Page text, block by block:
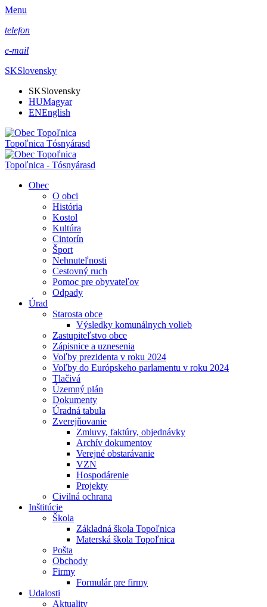
Menu
telefon
e-mail
SKSlovensky
SKSlovensky
HUMagyar
ENEnglish
Topoľnica Tósnyárasd
Topoľnica - Tósnyárasd
Obec
O obci
História
Kostol
Kultúra
Cintorín
Šport
Nehnuteľnosti
Cestovný ruch
Pomoc pre obyvateľov
Odpady
Úrad
Starosta obce
Výsledky komunálnych volieb
Zastupiteľstvo obce
Zápisnice a uznesenia
Voľby prezidenta v roku 2024
Voľby do Európskeho parlamentu v roku 2024
Tlačivá
Územný plán
Dokumenty
Úradná tabula
Zverejňovanie
Zmluvy, faktúry, objednávky
Archív dokumentov
Verejné obstarávanie
VZN
Hospodárenie
Projekty
Civilná ochrana
Inštitúcie
Škola
Základná škola Topoľnica
Materská škola Topoľnica
Pošta
Obchody
Firmy
Formulár pre firmy
Udalosti
Aktuality